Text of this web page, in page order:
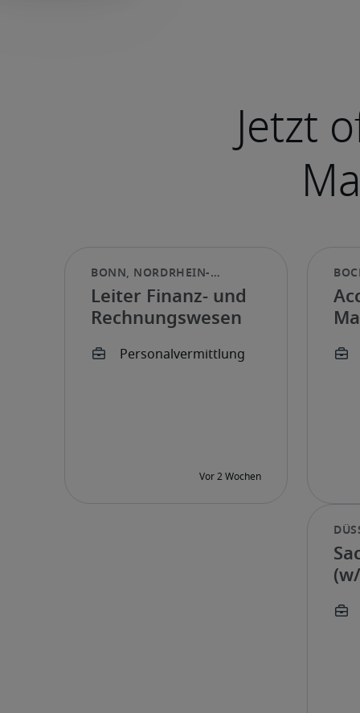
Leiter Finanz- und
Rechnungswesen